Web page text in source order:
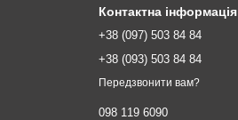
Контактна інформація
+38 (097) 503 84 84
+38 (093) 503 84 84
Передзвонити вам?
098 119 6090